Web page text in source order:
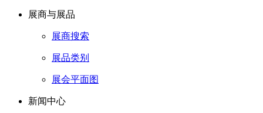
展商与展品
展商搜索
展品类别
展会平面图
新闻中心